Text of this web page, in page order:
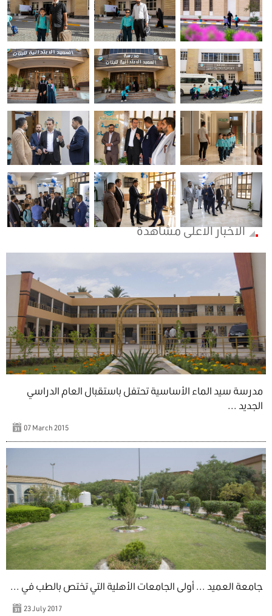
الاخبار الاعلى مشاهدة
مدرسة سيد الماء الأساسية تحتفل باستقبال العام الدراسي
الجديد ...
07 March 2015
جامعة العميد ... أولى الجامعات الأهلية التي تختص بالطب في ...
23 July 2017